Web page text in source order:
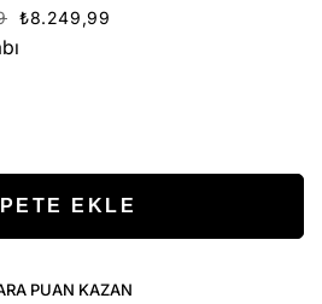
₺8.249,99
PUAN KAZAN